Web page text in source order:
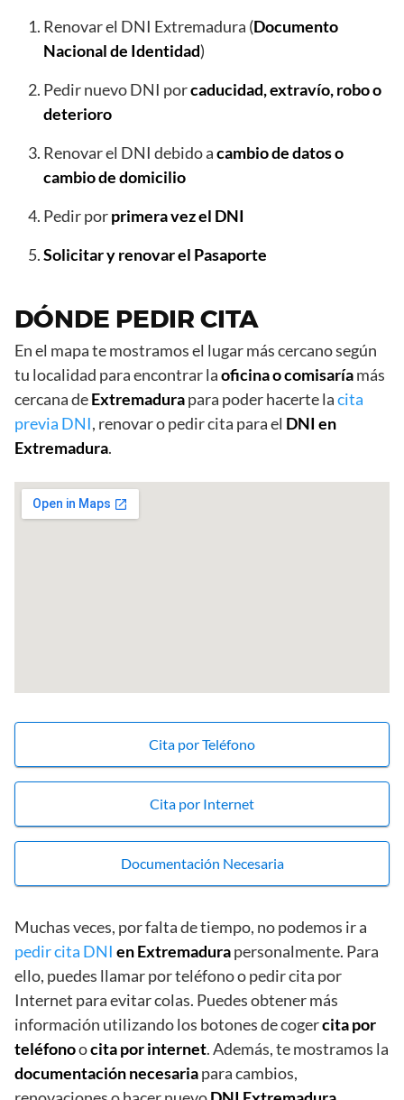
Renovar el DNI Extremadura (Documento
Nacional de Identidad)
Pedir nuevo DNI porcaducidad, extravío, robo o
deterioro
Renovar el DNI debido acambio de datos o
cambio de domicilio
Pedir porprimera vez el DNI
Solicitar y renovar el Pasaporte
DÓNDE PEDIR CITA
En el mapa te mostramos el lugar más cercano según
tu localidad para encontrar laoficina o comisaríamás
cercana deExtremadurapara poder hacerte lacita
previa DNI, renovar o pedir cita para el DNI en
Extremadura.
Cita por Teléfono
Cita por Internet
Documentación Necesaria
Muchas veces, por falta de tiempo, no podemos ir a
pedir cita DNI en Extremadurapersonalmente. Para
ello, puedes llamar por teléfono o pedir cita por
Internet para evitar colas. Puedes obtener más
información utilizando los botones de cogercita por
teléfonoocita por internet. Además, te mostramos la
documentación necesariapara cambios,